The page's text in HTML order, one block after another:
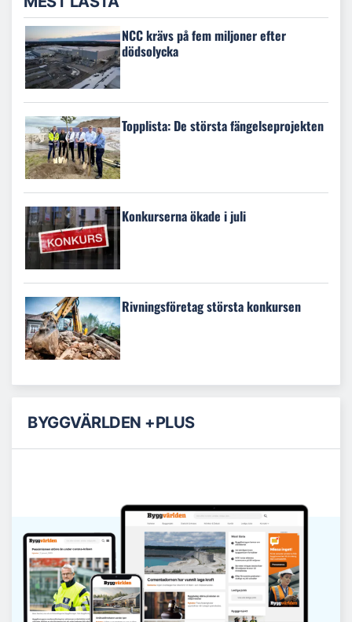
NCC krävs på fem miljoner efter
dödsolycka
Topplista: De största fängelseprojekten
Konkurserna ökade i juli
Rivningsföretag största konkursen
BYGGVÄRLDEN +PLUS